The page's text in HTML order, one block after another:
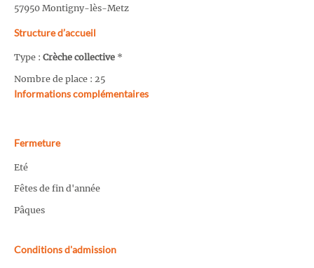
57950 Montigny-lès-Metz
Structure d’accueil
Type : Crèche collective *
Nombre de place : 25
Informations complémentaires
Fermeture
Eté
Fêtes de fin d'année
Pâques
Conditions d'admission